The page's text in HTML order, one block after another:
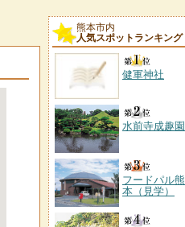
熊本市内
人気スポットランキング
健軍神社
水前寺成趣園
フードパル熊
本（見学）